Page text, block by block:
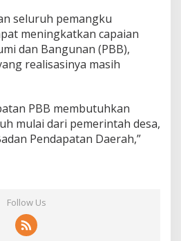
seluruh pemangku
meningkatkan capaian
dan Bangunan (PBB),
realisasinya masih
PBB membutuhkan
mulai dari pemerintah desa,
Pendapatan Daerah,”
Follow Us